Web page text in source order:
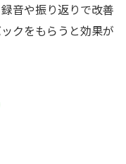
音や振り返りで改善
クをもらうと効果が